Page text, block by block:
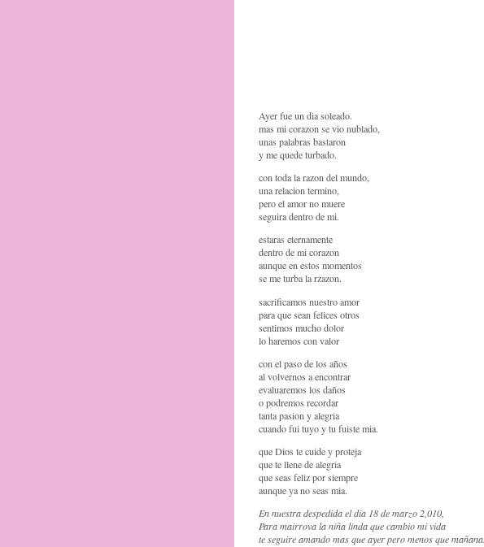
Ayer fue un dia soleado.
mas mi corazon se vio nublado,
unas palabras bastaron
y me quede turbado.
con toda la razon del mundo,
una relacion termino,
pero el amor no muere
seguira dentro de mi.
estaras eternamente
dentro de mi corazon
aunque en estos momentos
se me turba la rzazon.
sacrificamos nuestro amor
para que sean felices otros
sentimos mucho dolor
lo haremos con valor
con el paso de los años
al volvernos a encontrar
evaluaremos los daños
o podremos recordar
tanta pasion y alegria
cuando fui tuyo y tu fuiste mia.
que Dios te cuide y proteja
que te llene de alegria
que seas feliz por siempre
aunque ya no seas mia.
En nuestra despedida el dia 18 de marzo 2,010,
Para mairrova la niña linda que cambio mi vida
te seguire amando mas que ayer pero menos que mañana.